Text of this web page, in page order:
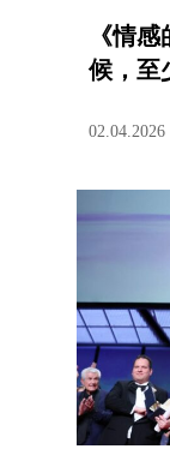
《情
候，至
02.04.2026